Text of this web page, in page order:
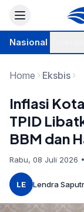
Nasional
Home Eksbis
Inflasi
TPID
BBM dan
Rabu, 08 Juli 2026
LE Lendra